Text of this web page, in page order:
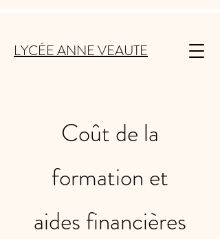
LYCÉE ANNE VEAUTE
Coût de la
formation et
aides financières